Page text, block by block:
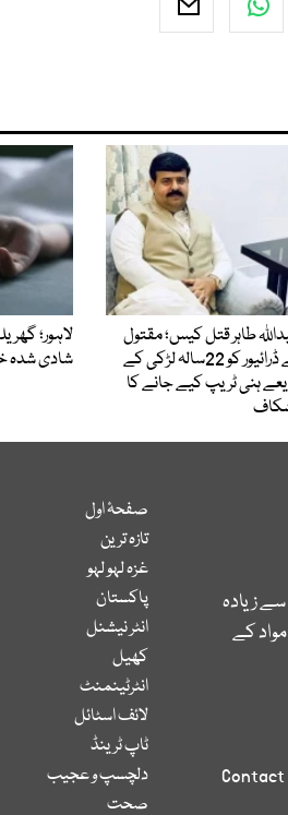
طاہر قتل کیس؛ مقتول
کے ڈرائیور کو 22سالہ لڑکی کے
ہنی ٹریپ کیے جانے کا
لاہور؛
شادی شدہ
زیادہ
کے
Contact
صفحۂ اول
تازہ ترین
غزہ لہو لہو
پاکستان
انٹر نیشنل
کھیل
انٹرٹینمنٹ
لائف اسٹائل
ٹاپ ٹرینڈ
دلچسپ و عجیب
صحت